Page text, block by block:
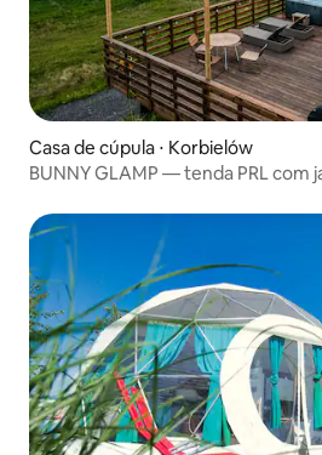
Casa de cúpula ⋅ Korbielów
BUNNY GLAMP — tenda PRL com